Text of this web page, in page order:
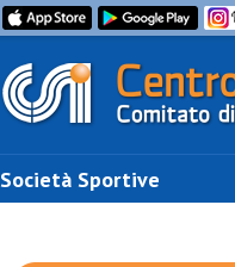
Società Sportive